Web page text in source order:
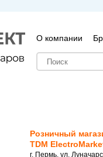
О компании
Розничный
TDM
г. Пермь, ул.